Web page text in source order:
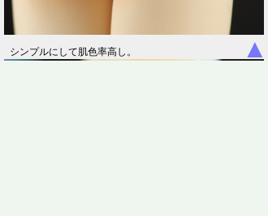
シンプルにして肌色率高し。 ▲